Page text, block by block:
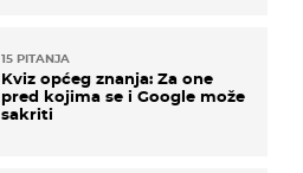
15 PITANJA
Kviz općeg znanja: Za one
pred kojima se i Google može
sakriti